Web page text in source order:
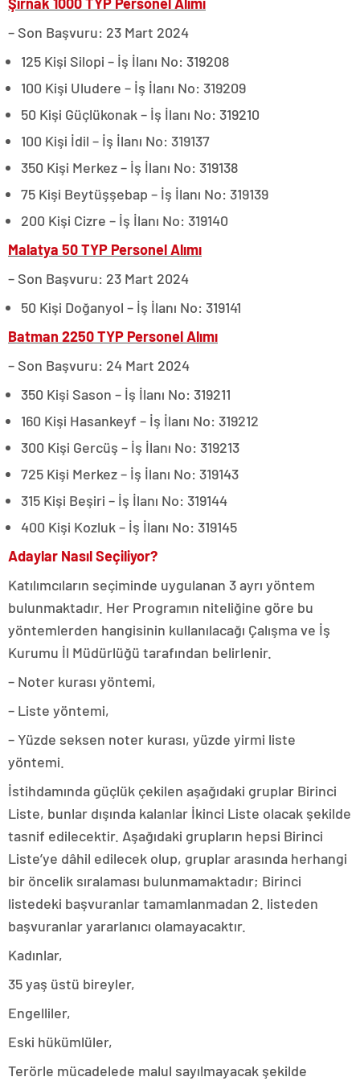
– Son Başvuru: 23 Mart 2024
125 Kişi Silopi – İş İlanı No: 319208
100 Kişi Uludere – İş İlanı No: 319209
50 Kişi Güçlükonak – İş İlanı No: 319210
100 Kişi İdil – İş İlanı No: 319137
350 Kişi Merkez – İş İlanı No: 319138
75 Kişi Beytüşşebap – İş İlanı No: 319139
200 Kişi Cizre – İş İlanı No: 319140
Malatya 50 TYP Personel Alımı
– Son Başvuru: 23 Mart 2024
50 Kişi Doğanyol – İş İlanı No: 319141
Batman 2250 TYP Personel Alımı
– Son Başvuru: 24 Mart 2024
350 Kişi Sason – İş İlanı No: 319211
160 Kişi Hasankeyf – İş İlanı No: 319212
300 Kişi Gercüş – İş İlanı No: 319213
725 Kişi Merkez – İş İlanı No: 319143
315 Kişi Beşiri – İş İlanı No: 319144
400 Kişi Kozluk – İş İlanı No: 319145
Adaylar Nasıl Seçiliyor?
Katılımcıların seçiminde uygulanan 3 ayrı yöntem
bulunmaktadır. Her Programın niteliğine göre bu
yöntemlerden hangisinin kullanılacağı Çalışma ve İş
Kurumu İl Müdürlüğü tarafından belirlenir.
– Noter kurası yöntemi,
– Liste yöntemi,
– Yüzde seksen noter kurası, yüzde yirmi liste
yöntemi.
İstihdamında güçlük çekilen aşağıdaki gruplar Birinci
Liste, bunlar dışında kalanlar İkinci Liste olacak şekilde
tasnif edilecektir. Aşağıdaki grupların hepsi Birinci
Liste’ye dâhil edilecek olup, gruplar arasında herhangi
bir öncelik sıralaması bulunmamaktadır; Birinci
listedeki başvuranlar tamamlanmadan 2. listeden
başvuranlar yararlanıcı olamayacaktır.
Kadınlar,
35 yaş üstü bireyler,
Engelliler,
Eski hükümlüler,
Terörle mücadelede malul sayılmayacak şekilde